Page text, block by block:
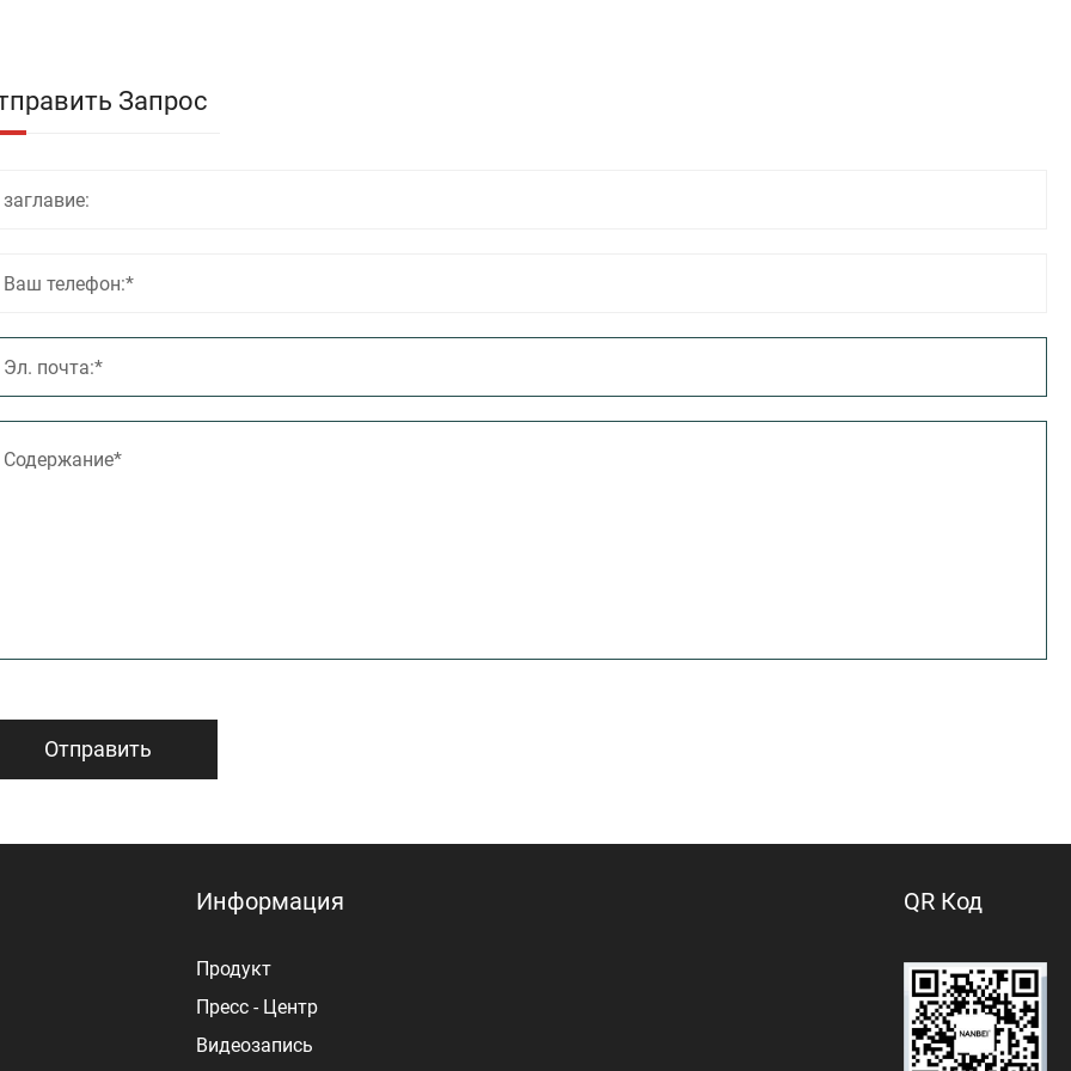
Запрос
Отправить
Информация
Продукт
Пресс - Центр
Видеозапись
QR Код